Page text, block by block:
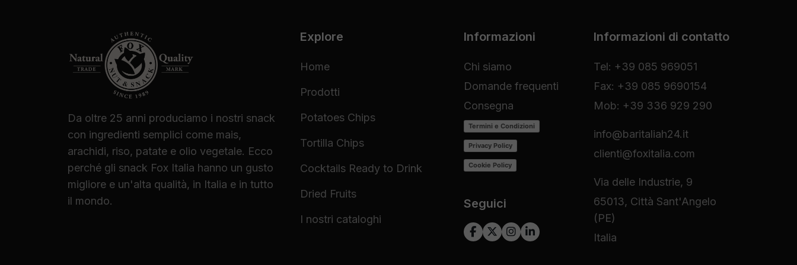
Da oltre 25 anni produciamo i nostri snack
con ingredienti semplici come mais,
arachidi, riso, patate e olio vegetale. Ecco
perché gli snack Fox Italia hanno un gusto
migliore e un'alta qualità, in Italia e in tutto
il mondo.
Explore
Home
Prodotti
Potatoes Chips
Tortilla Chips
Cocktails Ready to Drink
Dried Fruits
I nostri cataloghi
Informazioni
Chi siamo
Domande frequenti
Consegna
Termini e Condizioni
Privacy Policy
Cookie Policy
Seguici
Informazioni di contatto
Tel: +39 085 969051
Fax: +39 085 9690154
Mob: +39 336 929 290
info@baritaliah24.it
clienti@foxitalia.com
Via delle Industrie, 9
65013, Città Sant'Angelo
(PE)
Italia